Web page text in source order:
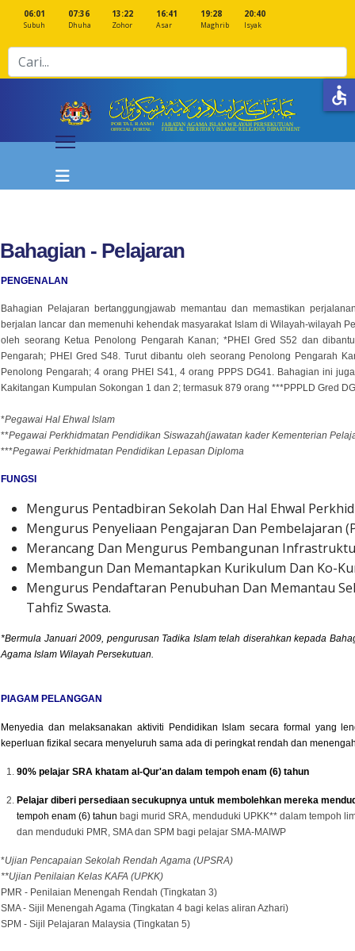
06:01
Subuh
07:36
Dhuha
13:22
Zohor
16:41
Asar
19:28
Maghrib
20:40
Isyak
Cari
Bahagian - Pelajaran
PENGENALAN
Bahagian Pelajaran bertanggungjawab memantau dan memastikan
berjalan lancar dan memenuhi kehendak masyarakat Islam di Wilayah-wilayah
oleh seorang Ketua Penolong Pengarah Kanan; *PHEI Gred S52 dan
Pengarah; PHEI Gred S48. Turut dibantu oleh seorang Penolong Pengarah
Penolong Pengarah; 4 orang PHEI S41, 4 orang PPPS DG41. Bahagian ini
Kakitangan Kumpulan Sokongan 1 dan 2; termasuk 879 orang ***PPPLD Gred
*Pegawai Hal Ehwal Islam
**Pegawai Perkhidmatan Pendidikan Siswazah(jawatan kader Kementerian
***Pegawai Perkhidmatan Pendidikan Lepasan Diploma
FUNGSI
Mengurus Pentadbiran Sekolah Dan Hal Ehwal
Mengurus Penyeliaan Pengajaran Dan Pembelajaran
Merancang Dan Mengurus Pembangunan
Membangun Dan Memantapkan Kurikulum Dan Ko-
Mengurus Pendaftaran Penubuhan Dan Memantau
Tahfiz Swasta.
*Bermula Januari 2009, pengurusan Tadika Islam telah diserahkan kepada
Agama Islam Wilayah Persekutuan.
PIAGAM PELANGGAN
Menyedia dan melaksanakan aktiviti Pendidikan Islam secara formal yang
keperluan fizikal secara menyeluruh sama ada di peringkat rendah dan
90% pelajar SRA khatam al-Qur'an dalam tempoh enam (6) tahun
Pelajar diberi persediaan secukupnya untuk membolehkan mereka
tempoh enam (6) tahun bagi murid SRA, menduduki UPKK** dalam tempoh
dan menduduki PMR, SMA dan SPM bagi pelajar SMA-MAIWP
*Ujian Pencapaian Sekolah Rendah Agama (UPSRA)
**Ujian Penilaian Kelas KAFA (UPKK)
PMR - Penilaian Menengah Rendah (Tingkatan 3)
SMA - Sijil Menengah Agama (Tingkatan 4 bagi kelas aliran Azhari)
SPM - Sijil Pelajaran Malaysia (Tingkatan 5)
accessible